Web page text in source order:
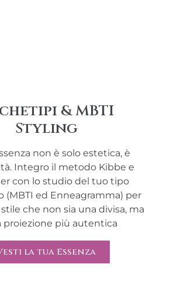
& MBTI
Styling
non è solo estetica, è
Integro il metodo Kibbe e
con lo studio del tuo tipo
(MBTI ed Enneagramma) per
che non sia una divisa, ma
proiezione più autentica
la tua Essenza